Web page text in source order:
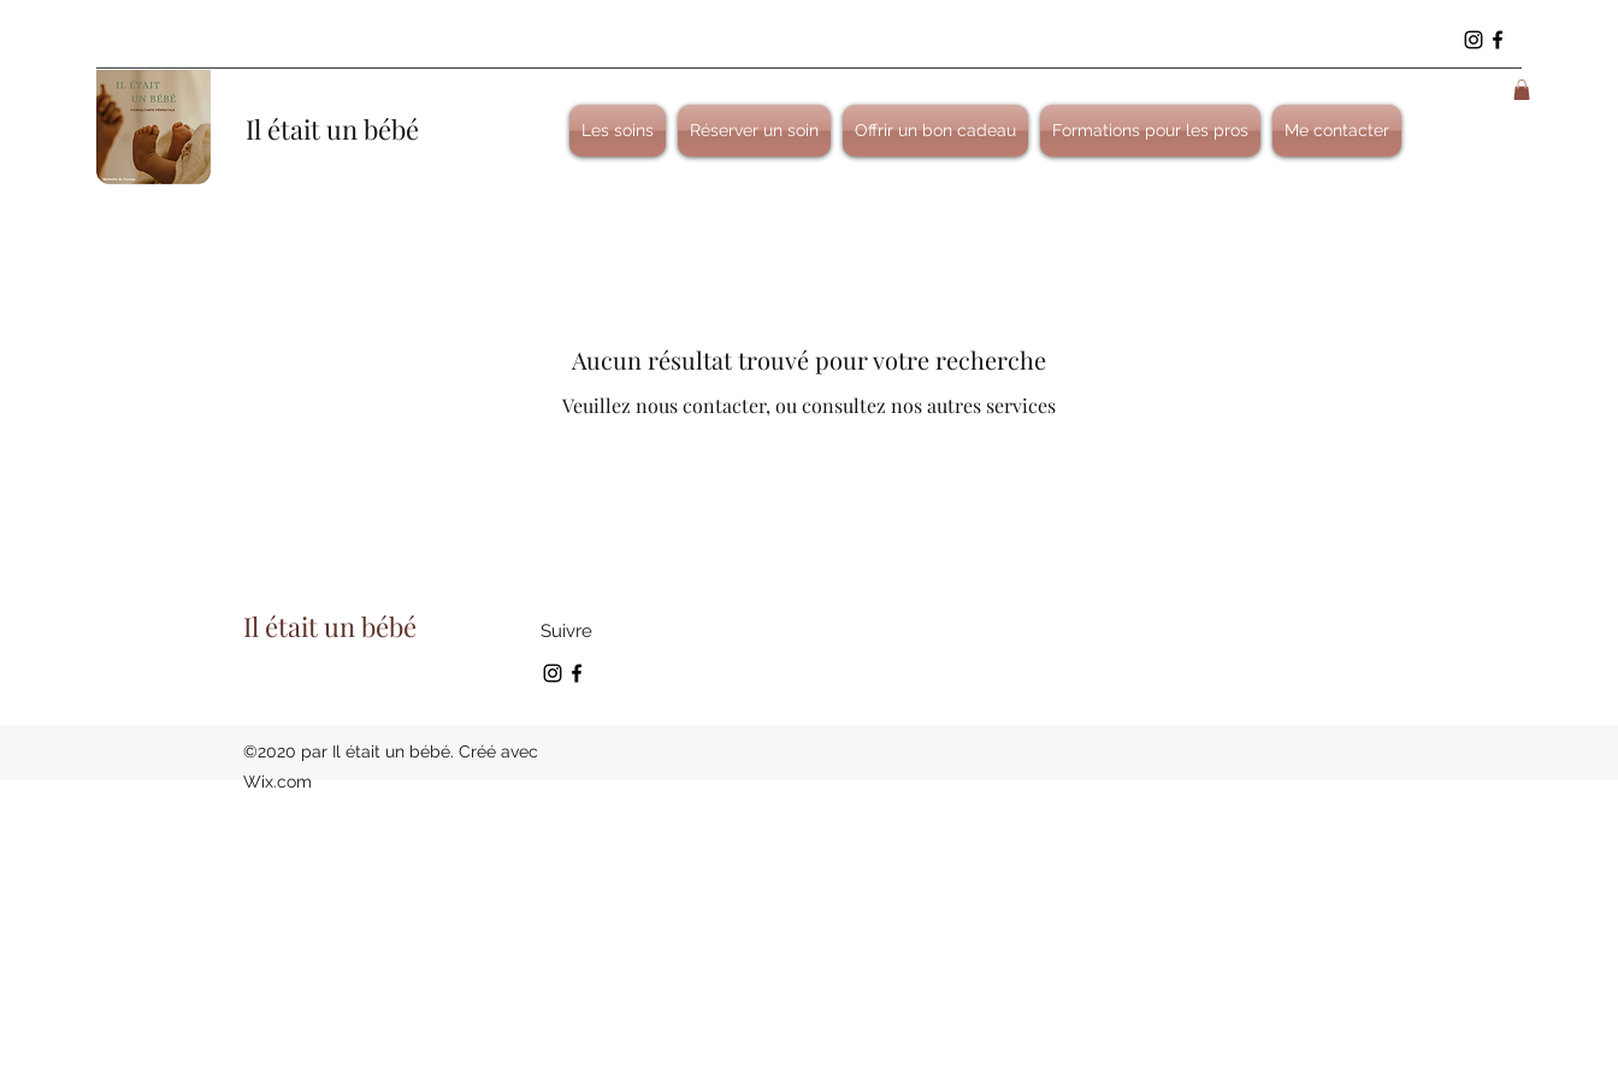
Il était un bébé Les soins Réserver un soin Offrir un bon cadeau Formations pour les pros Me contacter
Aucun résultat trouvé pour votre recherche
Veuillez nous contacter, ou consultez nos autres services
Il était un bébé Suivre
©2020 par Il était un bébé. Créé avec
Wix.com